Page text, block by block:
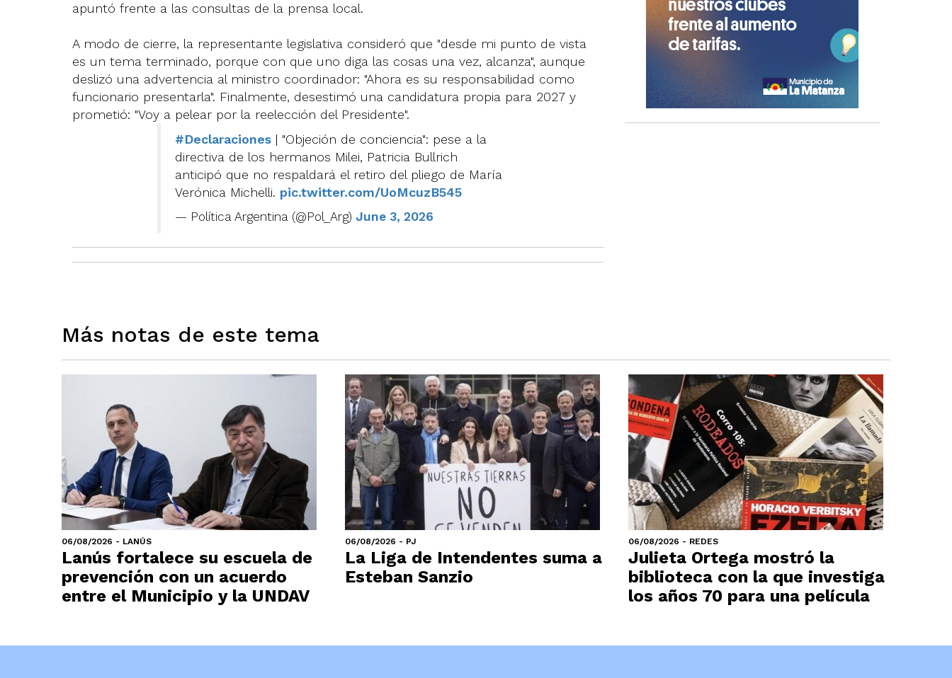
apuntó frente a las consultas de la prensa local.
A modo de cierre, la representante legislativa consideró que "desde mi punto de vista
es un tema terminado, porque con que uno diga las cosas una vez, alcanza", aunque
deslizó una advertencia al ministro coordinador: "Ahora es su responsabilidad como
funcionario presentarla". Finalmente, desestimó una candidatura propia para 2027 y
prometió: "Voy a pelear por la reelección del Presidente".
#Declaraciones | "Objeción de conciencia": pese a la
directiva de los hermanos Milei, Patricia Bullrich
anticipó que no respaldará el retiro del pliego de María
Verónica Michelli. pic.twitter.com/UoMcuzB545
— Política Argentina (@Pol_Arg) June 3, 2026
Más notas de este tema
06/08/2026 - LANÚS
Lanús fortalece su escuela de
prevención con un acuerdo
entre el Municipio y la UNDAV
06/08/2026 - PJ
La Liga de Intendentes suma a
Esteban Sanzio
06/08/2026 - REDES
Julieta Ortega mostró la
biblioteca con la que investiga
los años 70 para una película